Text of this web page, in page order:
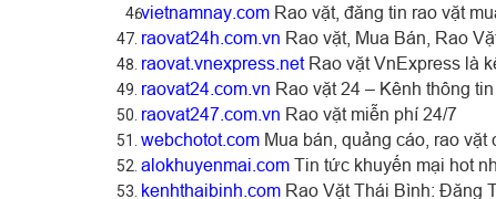
vietnamnay.com Rao vặt, đăng tin rao vặt
raovat24h.com.vn Rao vặt, Mua Bán, Rao
raovat.vnexpress.netRao vặt VnExpress là
raovat24.com.vn Rao vặt 24 – Kênh thông
raovat247.com.vn Rao vặt miễn phí 24/7
webchotot.com Mua bán, quảng cáo, rao
alokhuyenmai.com Tin tức khuyến mại hot
kenhthaibinh.com Rao Vặt Thái Bình: Đăng